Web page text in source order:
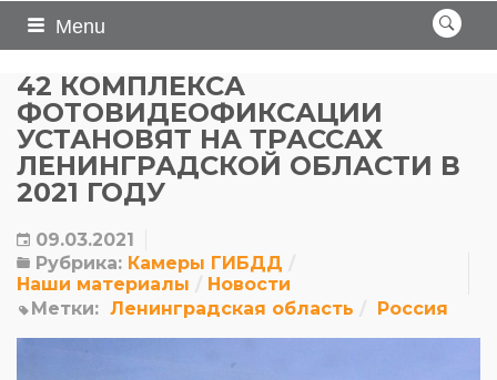
Menu
42 КОМПЛЕКСА
ФОТОВИДЕОФИКСАЦИИ
УСТАНОВЯТ НА ТРАССАХ
ЛЕНИНГРАДСКОЙ ОБЛАСТИ В
2021 ГОДУ
09.03.2021
Рубрика: Камеры ГИБДД
Наши материалы
Новости
Метки: Ленинградская область Россия